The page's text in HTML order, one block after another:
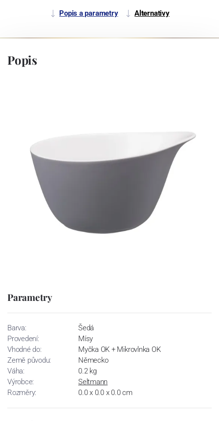
Popis a parametry Alternativy
Popis
Parametry
Barva:
Šedá
Provedení:
Mísy
Vhodné do:
Myčka OK + Mikrovlnka OK
Země původu:
Německo
Váha:
0.2 kg
Výrobce:
Seltmann
Rozměry:
0.0 x 0.0 x 0.0 cm